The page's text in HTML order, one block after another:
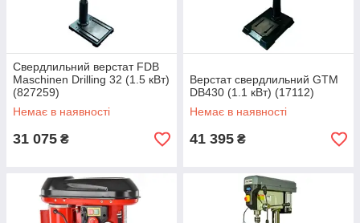
Свердлильний верстат FDB
Maschinen Drilling 32 (1.5 кВт)
(827259)
Немає в наявності
31 075 ₴
Верстат свердлильний GTM
DB430 (1.1 кВт) (17112)
Немає в наявності
41 395 ₴